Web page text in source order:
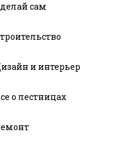
сам
и интерьер
о лестницах